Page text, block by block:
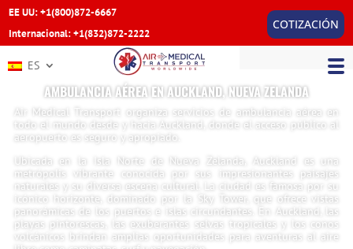
EE UU: +1(800)872-6667
Internacional: +1(832)872-2222
COTIZACIÓN
ES
AMBULANCIA AÉREA EN AUCKLAND, NUEVA ZELANDA
Air Medical Transport organiza servicios de ambulancia aérea en
todo el mundo desde y hacia Auckland, donde el acceso público al
aeropuerto es seguro y apropiado.
Ubicada en la Isla Norte de Nueva Zelanda, Auckland es una
metrópolis vibrante conocida por sus impresionantes paisajes
naturales y su diversa escena cultural. La ciudad es famosa por su
icónico horizonte, dominado por la Sky Tower, que ofrece vistas
panorámicas de los puertos e islas circundantes. En Auckland, las
playas pintorescas, las exuberantes selvas tropicales y los conos
volcánicos brindan amplias oportunidades para aventuras al aire